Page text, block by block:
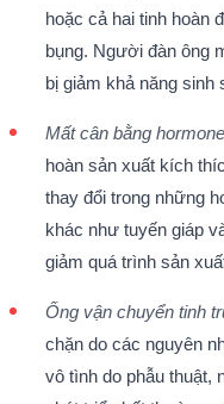
hoặc cả hai tinh hoàn
bụng. Người đàn ông
bị giảm khả năng sinh
Mất cân bằng hormone
hoàn sản xuất kích
thay đổi trong những
khác như tuyến giáp
giảm quá trình sản
Ống vận chuyển tinh
chặn do các nguyên
vô tình do phẫu thuật,